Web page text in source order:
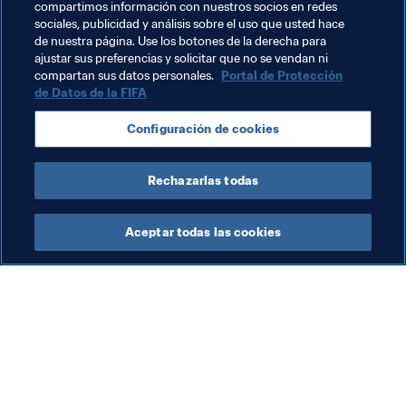
FIFA+.
Temas relacionados
Organización Organización Morocco
CAF
compartimos información con nuestros socios en redes
sociales, publicidad y análisis sobre el uso que usted hace
de nuestra página. Use los botones de la derecha para
ajustar sus preferencias y solicitar que no se vendan ni
compartan sus datos personales. Portal de Protección
de Datos de la FIFA
Configuración de cookies
Rechazarlas todas
Aceptar todas las cookies